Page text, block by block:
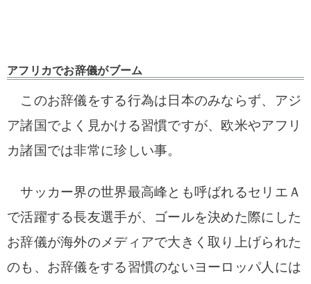
アフリカでお辞儀がブーム
このお辞儀をする行為は日本のみならず、アジ
ア諸国でよく見かける習慣ですが、欧米やアフリ
カ諸国では非常に珍しい事。
サッカー界の世界最高峰とも呼ばれるセリエＡ
で活躍する長友選手が、ゴールを決めた際にした
お辞儀が海外のメディアで大きく取り上げられた
のも、お辞儀をする習慣のないヨーロッパ人には